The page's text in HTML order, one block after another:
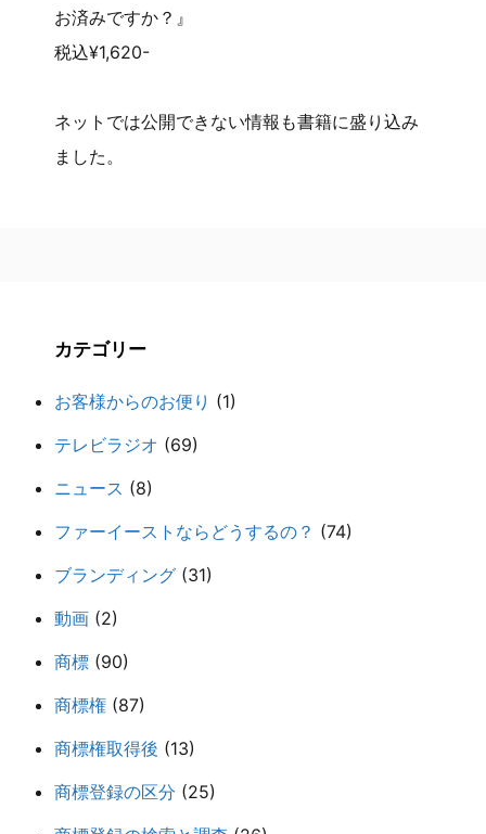
お済みですか？』
税込¥1,620-
ネットでは公開できない情報も書籍に盛り込み
ました。
カテゴリー
お客様からのお便り (1)
テレビラジオ (69)
ニュース (8)
ファーイーストならどうするの？ (74)
ブランディング (31)
動画 (2)
商標 (90)
商標権 (87)
商標権取得後 (13)
商標登録の区分 (25)